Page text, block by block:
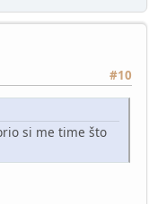
#10
si me time što